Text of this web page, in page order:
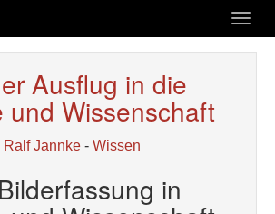
Ausflug in die
und Wissenschaft
Ralf Jannke - Wissen
in